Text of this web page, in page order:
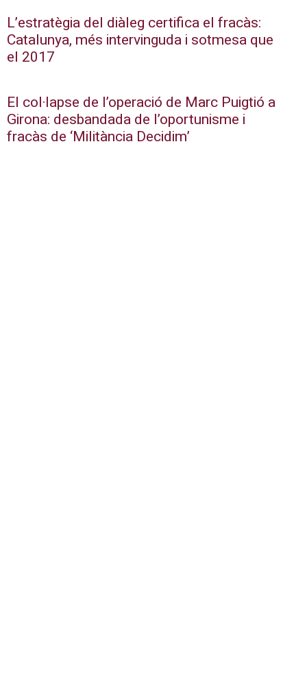
L’estratègia del diàleg certifica el fracàs:
Catalunya, més intervinguda i sotmesa que
el 2017
El col·lapse de l’operació de Marc Puigtió a
Girona: desbandada de l’oportunisme i
fracàs de ‘Militància Decidim’